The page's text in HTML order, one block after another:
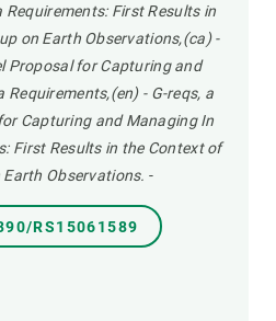
First Results in
on Earth Observations,(ca) -
Proposal for Capturing and
Requirements,(en) - G-reqs, a
Capturing and Managing In
First Results in the Context of
Earth Observations. -
RS15061589